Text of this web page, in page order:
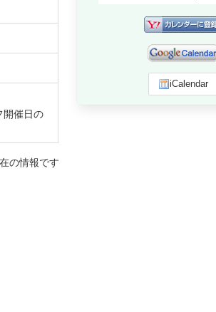
開催日の
の情報です
iCalendar